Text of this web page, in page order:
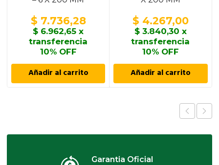
$ 7.736,28
$ 6.962,65 x
transferencia
10% OFF
Añadir al carrito
$ 4.267,00
$3.840,30 x
transferencia
10% OFF
Añadir al carrito
Garantia Oficial